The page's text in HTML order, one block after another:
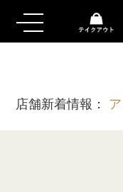
店舗新着情報：